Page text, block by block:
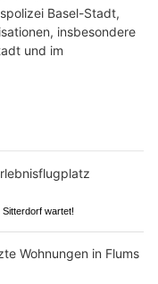
Basel-Stadt,
insbesondere
und im
wartet!